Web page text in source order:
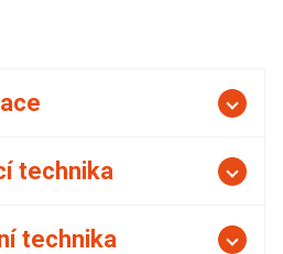
technika
technika